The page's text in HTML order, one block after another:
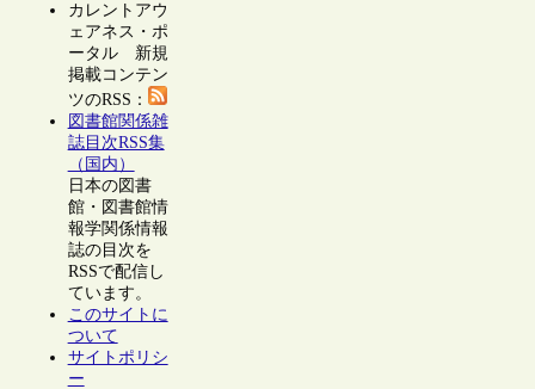
カレントアウ
ェアネス・ポ
ータル 新規
掲載コンテン
ツのRSS：
図書館関係雑
誌目次RSS集
（国内）
日本の図書
館・図書館情
報学関係情報
誌の目次を
RSSで配信し
ています。
このサイトに
ついて
サイトポリシ
ー